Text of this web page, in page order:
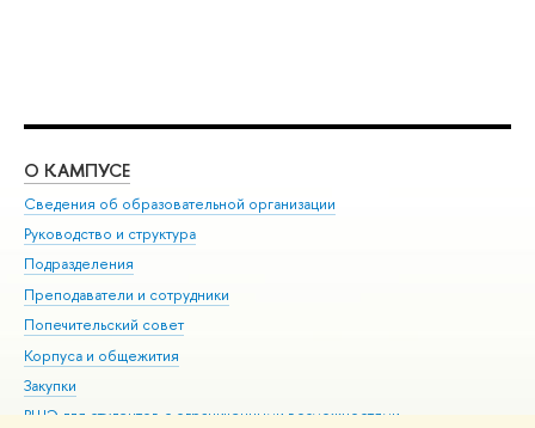
О КАМПУСЕ
Сведения об образовательной организации
Руководство и структура
Подразделения
Преподаватели и сотрудники
Попечительский совет
Корпуса и общежития
Закупки
ВШЭ для студентов с ограниченными возможностями